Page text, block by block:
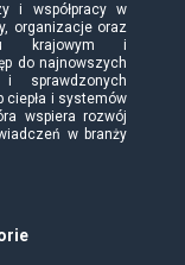
i współpracy w
organizacje oraz
krajowym i
do najnowszych
sprawdzonych
ciepła i systemów
wspiera rozwój
w branży